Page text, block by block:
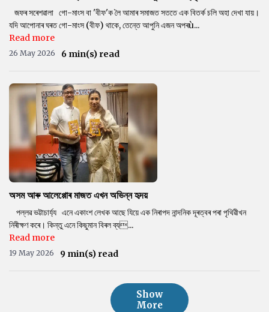
জফৰ সৰেশৱালা গো-মাংস বা 'বীফ'ক লৈ আমাৰ সমাজত সততে এক বিতৰ্ক চলি অহা দেখা যায়।
যদি আপোনাৰ ঘৰত গো-মাংস (বীফ) থাকে, তেন্তে আপুনি এজন অপৰù...
Read more
26 May 2026 6 min(s) read
অসম আৰু আলেপ্পোৰ মাজত এখন অভিন্ন হৃদয়
পল্লৱ ভট্টাচাৰ্য্য এনে একাংশ লেখক আছে যিয়ে এক নিৰাপদ নান্দনিক দূৰত্বৰ পৰা পৃথিৱীখন
নিৰীক্ষণ কৰে। কিন্তু এনে কিছুমান বিৰল ব্য...
Read more
19 May 2026 9 min(s) read
Show
More